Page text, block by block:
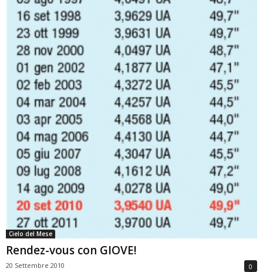
Cielo del Mese
Rendez-vous con GIOVE!
20 Settembre 2010 0